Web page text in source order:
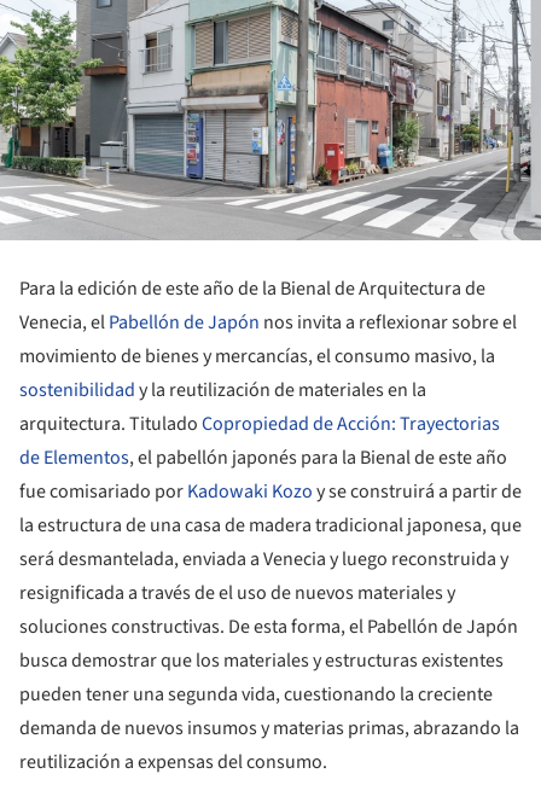
Para la edición de este año de la Bienal de Arquitectura de
Venecia, elPabellón de Japón nos invita a reflexionar sobre el
movimiento de bienes y mercancías, el consumo masivo, la
sostenibilidady la reutilización de materiales en la
arquitectura. TituladoCopropiedad de Acción: Trayectorias
de Elementos, el pabellón japonés para la Bienal de este año
fue comisariado porKadowaki Kozoy se construirá a partir de
la estructura de una casa de madera tradicional japonesa, que
será desmantelada, enviada a Venecia y luego reconstruida y
resignificada a través de el uso de nuevos materiales y
soluciones constructivas. De esta forma, el Pabellón de Japón
busca demostrar que los materiales y estructuras existentes
pueden tener una segunda vida, cuestionando la creciente
demanda de nuevos insumos y materias primas, abrazando la
reutilización a expensas del consumo.